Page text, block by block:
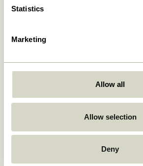
Statistics
Marketing
Allow all
Allow selection
Deny
449,00kr.
249,00
In den